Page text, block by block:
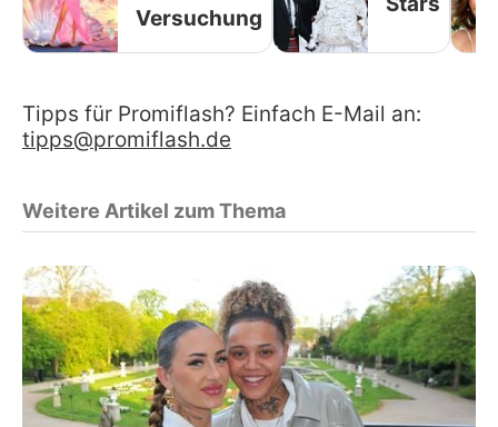
Versuchung
Tipps für Promiflash? Einfach E-Mail an:
tipps@promiflash.de
Weitere Artikel zum Thema